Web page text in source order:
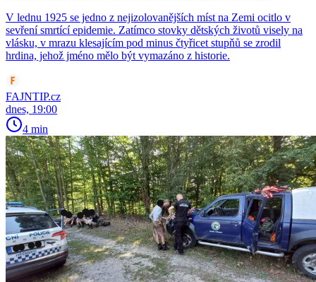
V lednu 1925 se jedno z nejizolovanějších míst na Zemi ocitlo v
sevření smrtící epidemie. Zatímco stovky dětských životů visely na
vlásku, v mrazu klesajícím pod minus čtyřicet stupňů se zrodil
hrdina, jehož jméno mělo být vymazáno z historie.
FAJNTIP.cz
dnes, 19:00
4 min